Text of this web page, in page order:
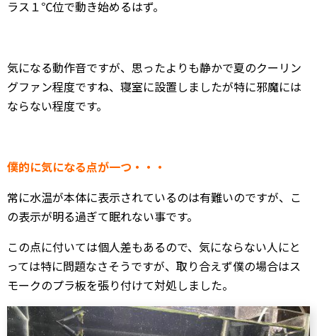
ラス１℃位で動き始めるはず。
気になる動作音ですが、思ったよりも静かで夏のクーリン
グファン程度ですね、寝室に設置しましたが特に邪魔には
ならない程度です。
僕的に気になる点が一つ・・・
常に水温が本体に表示されているのは有難いのですが、こ
の表示が明る過ぎて眠れない事です。
この点に付いては個人差もあるので、気にならない人にと
っては特に問題なさそうですが、取り合えず僕の場合はス
モークのプラ板を張り付けて対処しました。